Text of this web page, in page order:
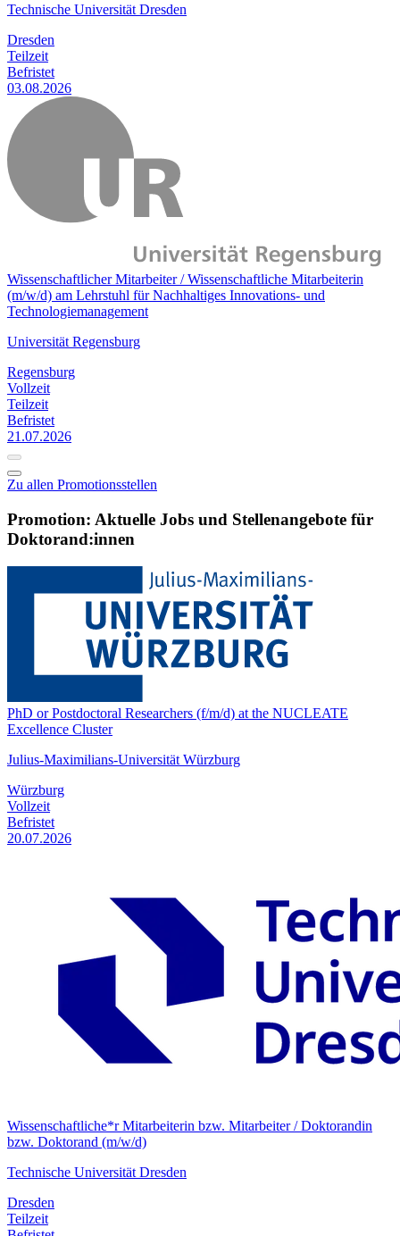
Technische Universität Dresden
Dresden
Teilzeit
Befristet
03.08.2026
Wissenschaftlicher Mitarbeiter / Wissenschaftliche Mitarbeiterin
(m/w/d) am Lehrstuhl für Nachhaltiges Innovations- und
Technologiemanagement
Universität Regensburg
Regensburg
Vollzeit
Teilzeit
Befristet
21.07.2026
Zu allen Promotionsstellen
Promotion: Aktuelle Jobs und Stellenangebote für
Doktorand:innen
PhD or Postdoctoral Researchers (f/m/d) at the NUCLEATE
Excellence Cluster
Julius-Maximilians-Universität Würzburg
Würzburg
Vollzeit
Befristet
20.07.2026
Wissenschaftliche*r Mitarbeiterin bzw. Mitarbeiter / Doktorandin
bzw. Doktorand (m/w/d)
Technische Universität Dresden
Dresden
Teilzeit